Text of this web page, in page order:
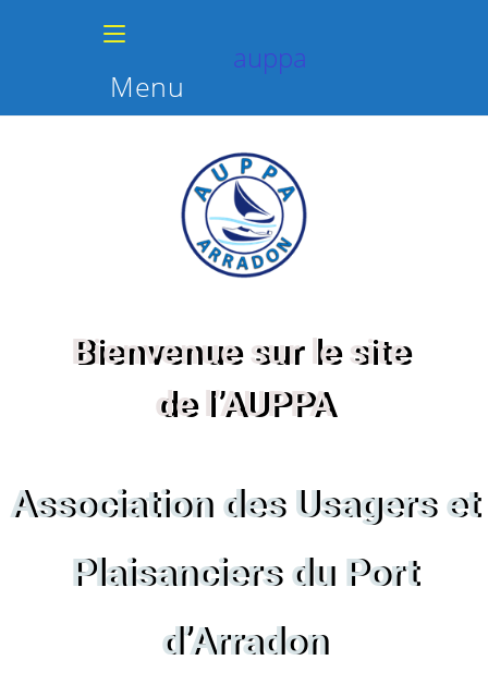
Menu
auppa
Bienvenue sur le site
de l’AUPPA
Association des Usagers et
Plaisanciers du Port
d’Arradon